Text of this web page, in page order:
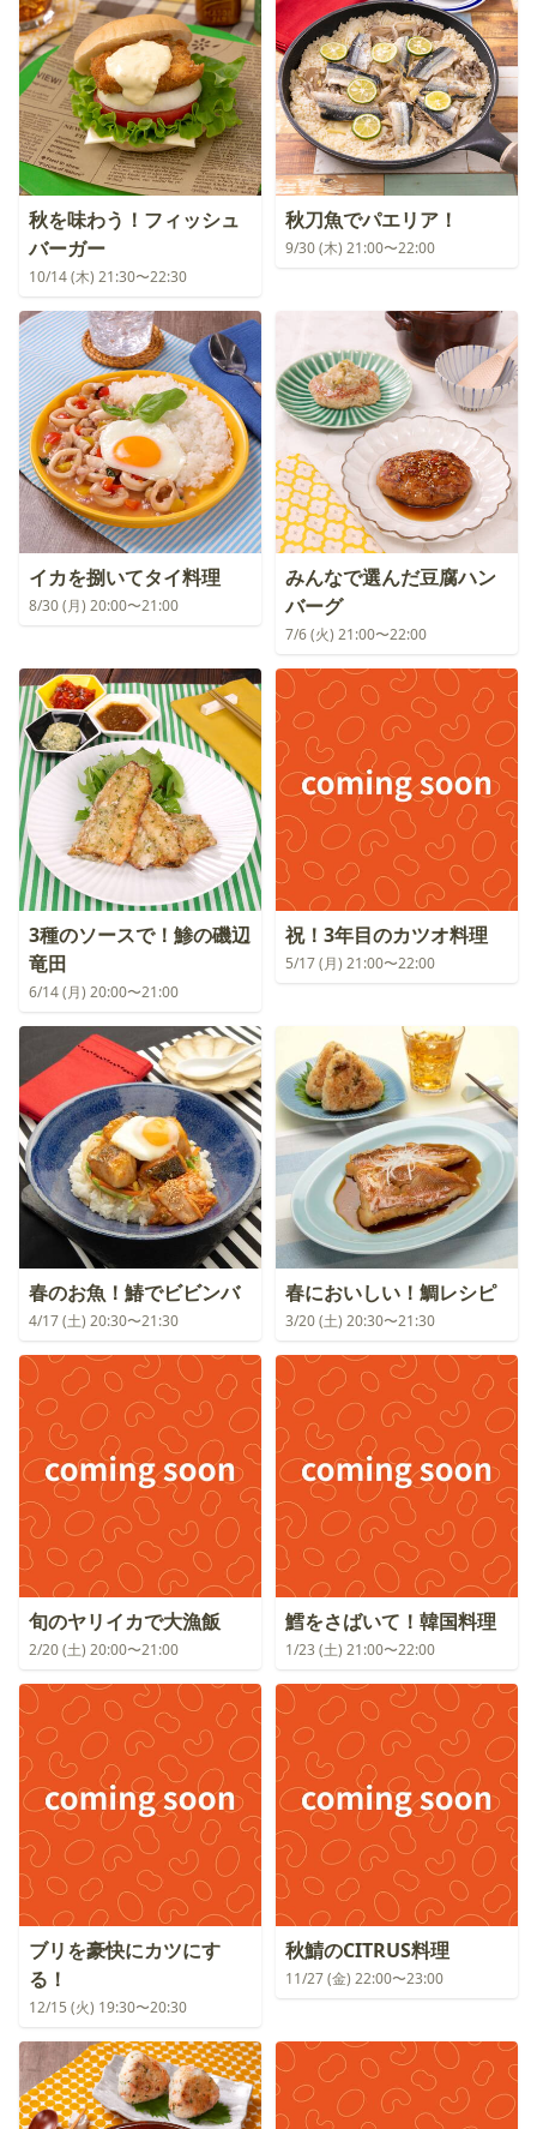
秋を味わう！フィッシュ
バーガー
10/14 (木) 21:30〜22:30
秋刀魚でパエリア！
9/30 (木) 21:00〜22:00
イカを捌いてタイ料理
8/30 (月) 20:00〜21:00
みんなで選んだ豆腐ハン
バーグ
7/6 (火) 21:00〜22:00
3種のソースで！鯵の磯辺
竜田
6/14 (月) 20:00〜21:00
祝！3年目のカツオ料理
5/17 (月) 21:00〜22:00
春のお魚！鰆でビビンバ
4/17 (土) 20:30〜21:30
春においしい！鯛レシピ
3/20 (土) 20:30〜21:30
旬のヤリイカで大漁飯
2/20 (土) 20:00〜21:00
鱈をさばいて！韓国料理
1/23 (土) 21:00〜22:00
ブリを豪快にカツにす
る！
12/15 (火) 19:30〜20:30
秋鯖のCITRUS料理
11/27 (金) 22:00〜23:00